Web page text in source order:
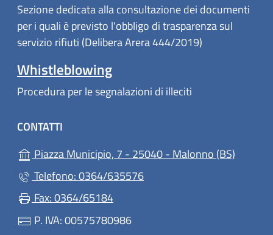
Sezione dedicata alla consultazione dei documenti
per i quali è previsto l'obbligo di trasparenza sul
servizio rifiuti (Delibera Arera 444/2019)
Whistleblowing
Procedura per le segnalazioni di illeciti
CONTATTI
Piazza Municipio, 7 - 25040 - Malonno (BS)
Telefono: 0364/635576
Fax: 0364/65184
P. IVA: 00575780986